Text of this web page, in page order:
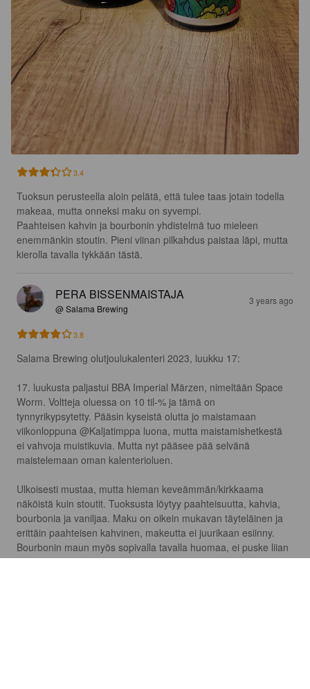
3.4
Tuoksun perusteella aloin pelätä, että tulee taas jotain todella
makeaa, mutta onneksi maku on syvempi.
Paahteisen kahvin ja bourbonin yhdistelmä tuo mieleen
enemmänkin stoutin. Pieni viinan pilkahdus paistaa läpi, mutta
kierolla tavalla tykkään tästä.
PERA BISSENMAISTAJA
@ Salama Brewing
3 years ago
3.8
Salama Brewing olutjoulukalenteri 2023, luukku 17:
17. luukusta paljastui BBA Imperial Märzen, nimeltään Space
Worm. Voltteja oluessa on 10 til-% ja tämä on
tynnyrikypsytetty. Pääsin kyseistä olutta jo maistamaan
viikonloppuna @Kaljatimppa luona, mutta maistamishetkestä
ei vahvoja muistikuvia. Mutta nyt pääsee pää selvänä
maistelemaan oman kalenterioluen.
Ulkoisesti mustaa, mutta hieman keveämmän/kirkkaama
näköistä kuin stoutit. Tuoksusta löytyy paahteisuutta, kahvia,
bourbonia ja vaniljaa. Maku on oikein mukavan täyteläinen ja
erittäin paahteisen kahvinen, makeutta ei juurikaan esiinny.
Bourbonin maun myös sopivalla tavalla huomaa, ei puske liian
vahvasti läpii. Voltit ei myöskään maistu läpi.